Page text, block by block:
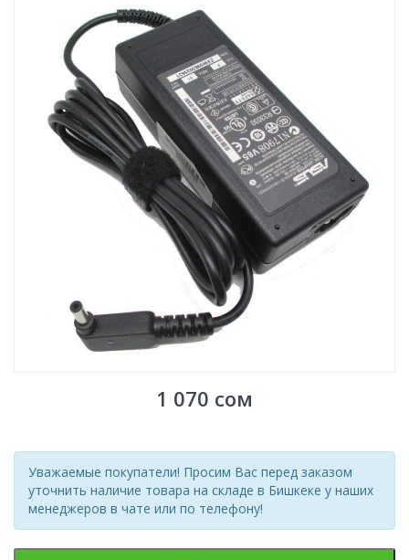
1 070 сом
Уважаемые покупатели! Просим Вас перед заказом
уточнить наличие товара на складе в Бишкеке у наших
менеджеров в чате или по телефону!